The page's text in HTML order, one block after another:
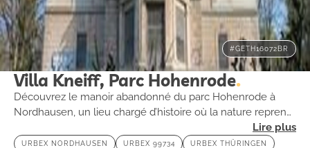
#GETH16072BR
Villa Kneiff, Parc Hohenrode
Découvrez le manoir abandonné du parc Hohenrode à
Nordhausen, un lieu chargé d’histoire où la nature reprend
ses droits. Une aventure urbaine fascinante vous attend !
URBEX NORDHAUSEN URBEX 99734 URBEX THÜRINGEN